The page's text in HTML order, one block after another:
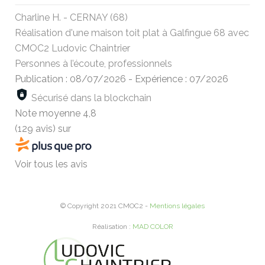
Charline H. - CERNAY (68)
Réalisation d'une maison toit plat à Galfingue 68 avec
CMOC2 Ludovic Chaintrier
Personnes à l’écoute, professionnels
Publication : 08/07/2026 - Expérience : 07/2026
Sécurisé dans la blockchain
Note moyenne 4,8
(129 avis) sur
Voir tous les avis
© Copyright 2021 CMOC2 - Mentions légales
Réalisation : MAD COLOR